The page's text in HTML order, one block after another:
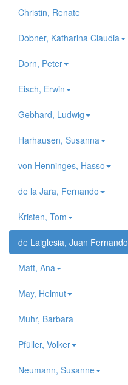
Christin, Renate
Dobner, Katharina Claudia
Dorn, Peter
Eisch, Erwin
Gebhard, Ludwig
Harhausen, Susanna
von Henninges, Hasso
de la Jara, Fernando
Kristen, Tom
de Laiglesia, Juan Fernando
Matt, Ana
May, Helmut
Muhr, Barbara
Pfüller, Volker
Neumann, Susanne